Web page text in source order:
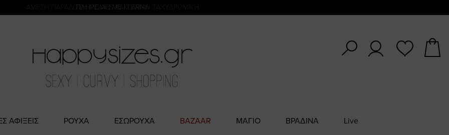
ΠΛΗΡΩΜΗ ΜΕ KLARNA
ΑΜΕΣΗ ΠΑΡΑΔΟΣΗ ΜΕ ACS ΚΑΙ ΓΕΝΙΚΗ ΤΑΧΥΔΡΟΜΙΚΉ
ΑΦΙΞΕΙΣ ΡΟΥΧΑ ΕΣΩΡΟΥΧΑ BAZAAR ΜΑΓΙΟ ΒΡΑΔΙΝΑ Live